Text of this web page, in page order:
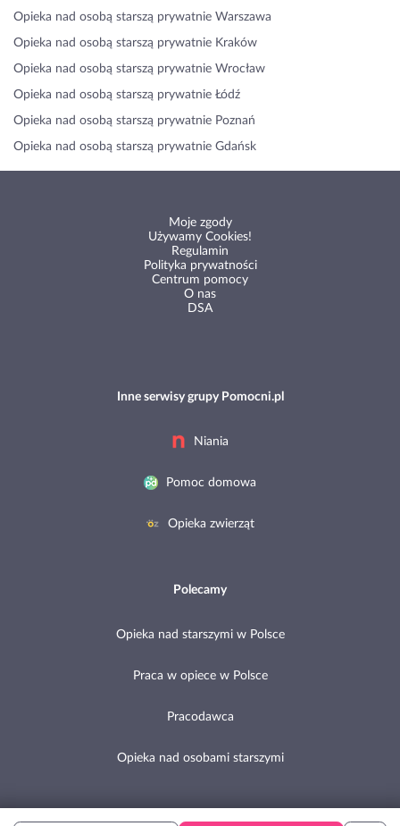
Opieka nad osobą starszą prywatnie Warszawa
Opieka nad osobą starszą prywatnie Kraków
Opieka nad osobą starszą prywatnie Wrocław
Opieka nad osobą starszą prywatnie Łódź
Opieka nad osobą starszą prywatnie Poznań
Opieka nad osobą starszą prywatnie Gdańsk
Moje zgody
Używamy Cookies!
Regulamin
Polityka prywatności
Centrum pomocy
O nas
DSA
Inne serwisy grupy Pomocni.pl
Niania
Pomoc domowa
Opieka zwierząt
Polecamy
Opieka nad starszymi w Polsce
Praca w opiece w Polsce
Pracodawca
Opieka nad osobami starszymi